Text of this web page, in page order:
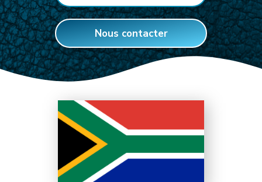
Nous contacter